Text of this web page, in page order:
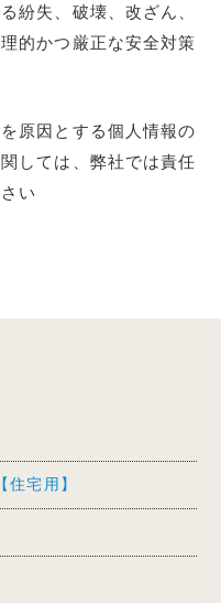
紛失、破壊、改ざん、
的かつ厳正な安全対策
原因とする個人情報の
しては、弊社では責任
い
宅用】